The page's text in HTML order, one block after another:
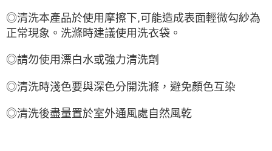
◎清洗本產品於使用摩擦下,可能造成表面輕微勾紗為
正常現象。洗滌時建議使用洗衣袋。
◎請勿使用漂白水或強力清洗劑
◎清洗時淺色要與深色分開洗滌，避免顏色互染
◎清洗後盡量置於室外通風處自然風乾